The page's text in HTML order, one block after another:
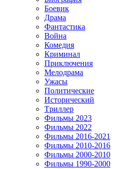
Боевик
Драма
Фантастика
Война
Комедия
Криминал
Приключения
Мелодрама
Ужасы
Политические
Исторический
Tриллер
Фильмы 2023
Фильмы 2022
Фильмы 2016-2021
Фильмы 2010-2016
Фильмы 2000-2010
Фильмы 1990-2000